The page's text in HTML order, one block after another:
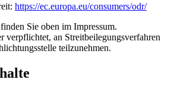
https://ec.europa.eu/consumers/odr/
Sie oben im Impressum.
verpflichtet, an Streitbeilegungsverfahren
teilzunehmen.